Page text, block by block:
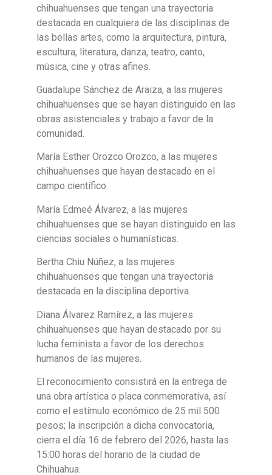
chihuahuenses que tengan una trayectoria
destacada en cualquiera de las disciplinas de
las bellas artes, como la arquitectura, pintura,
escultura, literatura, danza, teatro, canto,
música, cine y otras afines.
Guadalupe Sánchez de Araiza, a las mujeres
chihuahuenses que se hayan distinguido en las
obras asistenciales y trabajo a favor de la
comunidad.
María Esther Orozco Orozco, a las mujeres
chihuahuenses que hayan destacado en el
campo científico.
María Edmeé Álvarez, a las mujeres
chihuahuenses que se hayan distinguido en las
ciencias sociales o humanísticas.
Bertha Chiu Núñez, a las mujeres
chihuahuenses que tengan una trayectoria
destacada en la disciplina deportiva.
Diana Álvarez Ramírez, a las mujeres
chihuahuenses que hayan destacado por su
lucha feminista a favor de los derechos
humanos de las mujeres.
El reconocimiento consistirá en la entrega de
una obra artística o placa conmemorativa, así
como el estímulo económico de 25 mil 500
pesos; la inscripción a dicha convocatoria,
cierra el día 16 de febrero del 2026, hasta las
15:00 horas del horario de la ciudad de
Chihuahua.